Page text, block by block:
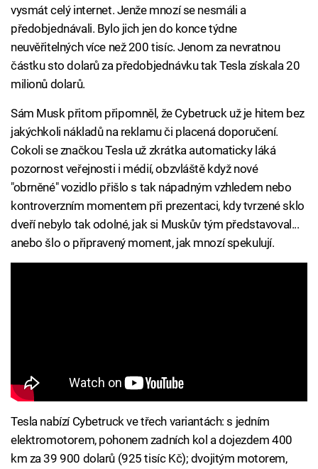
vysmát celý internet. Jenže mnozí se nesmáli a
předobjednávali. Bylo jich jen do konce týdne
neuvěřitelných více než 200 tisíc. Jenom za nevratnou
částku sto dolarů za předobjednávku tak Tesla získala 20
milionů dolarů.
Sám Musk přitom připomněl, že Cybetruck už je hitem bez
jakýchkoli nákladů na reklamu či placená doporučení.
Cokoli se značkou Tesla už zkrátka automaticky láká
pozornost veřejnosti i médií, obzvláště když nové
"obrněné" vozidlo přišlo s tak nápadným vzhledem nebo
kontroverzním momentem při prezentaci, kdy tvrzené sklo
dveří nebylo tak odolné, jak si Muskův tým představoval...
anebo šlo o připravený moment, jak mnozí spekulují.
Tesla nabízí Cybetruck ve třech variantách: s jedním
elektromotorem, pohonem zadních kol a dojezdem 400
km za 39 900 dolarů (925 tisíc Kč); dvojitým motorem,